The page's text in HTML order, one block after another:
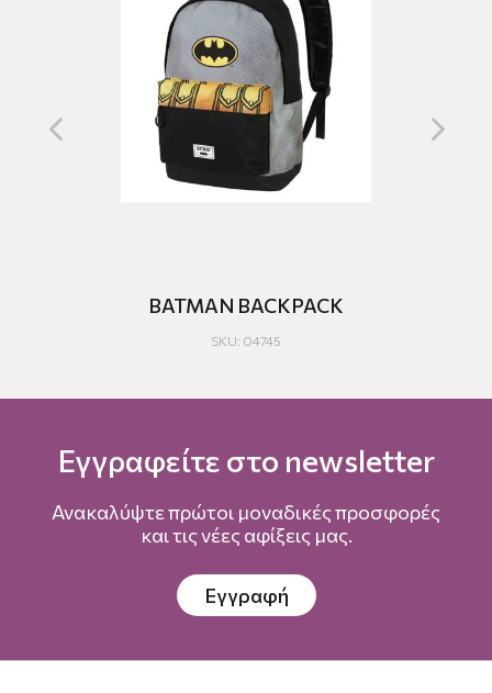
BATMAN BACKPACK
SKU: 04745
Εγγραφείτε στο newsletter
Ανακαλύψτε πρώτοι μοναδικές προσφορές
και τις νέες αφίξεις μας.
Εγγραφή